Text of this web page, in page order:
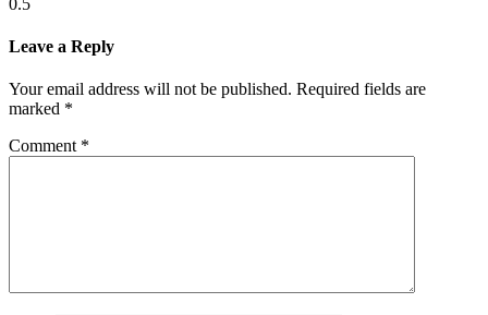
Leave a Reply
Your email address will not be published. Required fields are
marked *
Comment *